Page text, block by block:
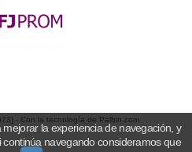
- Con la tecnología de Palbin.com
la experiencia de navegación, y
navegando consideramos que